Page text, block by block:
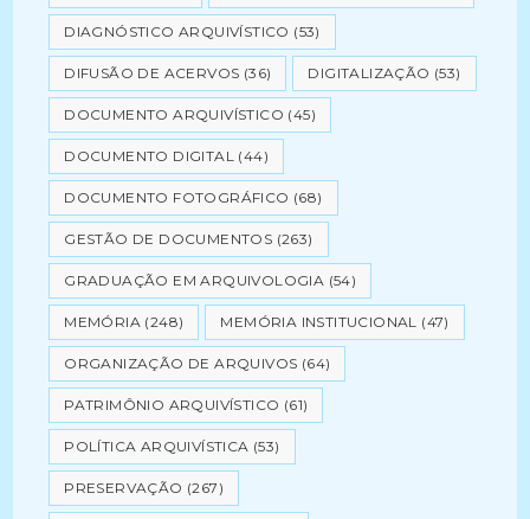
DIAGNÓSTICO ARQUIVÍSTICO (53)
DIFUSÃO DE ACERVOS (36) DIGITALIZAÇÃO (53)
DOCUMENTO ARQUIVÍSTICO (45)
DOCUMENTO DIGITAL (44)
DOCUMENTO FOTOGRÁFICO (68)
GESTÃO DE DOCUMENTOS (263)
GRADUAÇÃO EM ARQUIVOLOGIA (54)
MEMÓRIA (248) MEMÓRIA INSTITUCIONAL (47)
ORGANIZAÇÃO DE ARQUIVOS (64)
PATRIMÔNIO ARQUIVÍSTICO (61)
POLÍTICA ARQUIVÍSTICA (53)
PRESERVAÇÃO (267)